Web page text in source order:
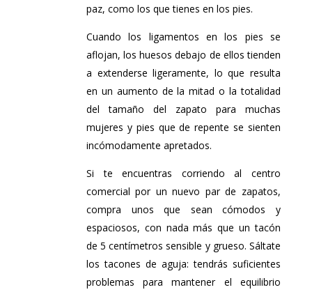
paz, como los que tienes en los pies.
Cuando los ligamentos en los pies se
aflojan, los huesos debajo de ellos tienden
a extenderse ligeramente, lo que resulta
en un aumento de la mitad o la totalidad
del tamaño del zapato para muchas
mujeres y pies que de repente se sienten
incómodamente apretados.
Si te encuentras corriendo al centro
comercial por un nuevo par de zapatos,
compra unos que sean cómodos y
espaciosos, con nada más que un tacón
de 5 centímetros sensible y grueso. Sáltate
los tacones de aguja: tendrás suficientes
problemas para mantener el equilibrio